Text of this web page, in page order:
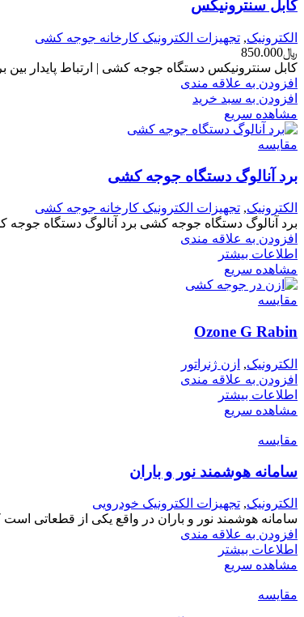
کابل سنترونیکس
الکترونیک, تجهیزات الکترونیک کارخانه جوجه کشی
﷼850.000
کابل سنترونیکس دستگاه جوجه کشی | ارتباط پایدار
افزودن به علاقه مندی
افزودن به سبد خرید
مشاهده سریع
مقایسه
برد آنالوگ دستگاه جوجه کشی
الکترونیک, تجهیزات الکترونیک کارخانه جوجه کشی
برد آنالوگ دستگاه جوجه کشی برد آنالوگ دستگاه
افزودن به علاقه مندی
اطلاعات بیشتر
مشاهده سریع
مقایسه
Ozone G Rabin
الکترونیک, ازن ژنراتور
افزودن به علاقه مندی
اطلاعات بیشتر
مشاهده سریع
مقایسه
سامانه هوشمند نور و باران
الکترونیک, تجهیزات الکترونیک خودرویی
سامانه هوشمند نور و باران در واقع یکی از قطعاتی
افزودن به علاقه مندی
اطلاعات بیشتر
مشاهده سریع
مقایسه